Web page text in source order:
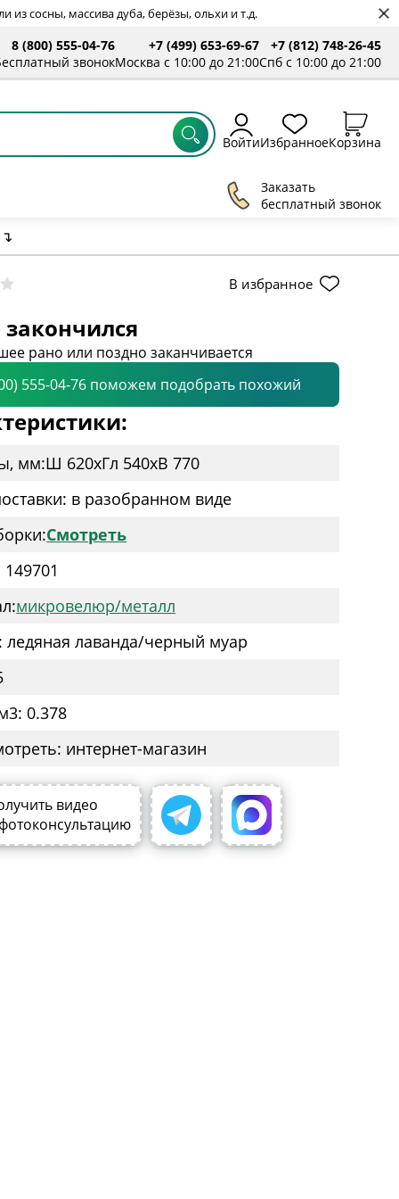
сосны, массива дуба, берёзы, ольхи и т.д.
8 (800) 555-04-76
звонок
+7 (499) 653-69-67
Москва с 10:00 до 21:00
+7 (812) 748-26-45
Спб с 10:00 до 21:00
ВойтиИзбранноеКорзина
Заказать
бесплатный звонок
↴
В избранное
закончился
рано или поздно заканчивается
555-04-76 поможем подобрать похожий
мм:Ш 620xГл 540xВ 770
в разобранном виде
Смотреть
микровелюр/металл
ледяная лаванда/черный муар
0.378
интернет-магазин
видео